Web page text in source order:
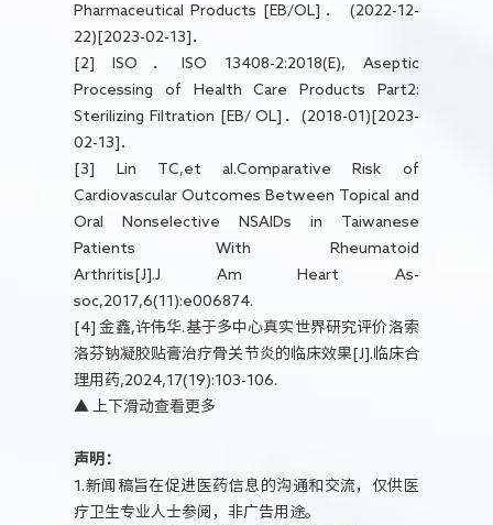
Pharmaceutical Products [EB/OL]． (2022-12-
22)[2023-02-13]．
[2] ISO．ISO 13408-2:2018(E), Aseptic
Processing of Health Care Products Part2:
Sterilizing Filtration [EB/ OL]．(2018-01)[2023-
02-13]．
[3] Lin TC,et al.Comparative Risk of
Cardiovascular Outcomes Between Topical and
Oral Nonselective NSAlDs in Taiwanese
Patients With Rheumatoid
Arthritis[J].J Am Heart As-
soc,2017,6(11):e006874.
[4] 金鑫,许伟华.基于多中心真实世界研究评价洛索
洛芬钠凝胶贴膏治疗骨关节炎的临床效果[J].临床合
理用药,2024,17(19):103-106.
▲ 上下滑动查看更多
声明：
1.新闻稿旨在促进医药信息的沟通和交流，仅供医
疗卫生专业人士参阅，非广告用途。